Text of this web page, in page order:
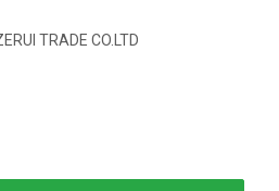
TRADE CO.LTD